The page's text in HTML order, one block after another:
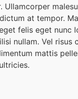
at tempor.
felis eget nunc
nullam. Vel risus
mattis